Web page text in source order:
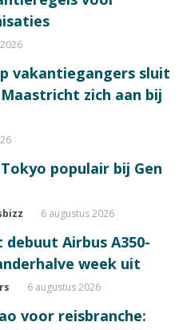
vakantiegangers sluit
zich aan bij
populair bij Gen
6 augustus 2026
debuut Airbus A350-
week uit
6 augustus 2026
voor reisbranche: